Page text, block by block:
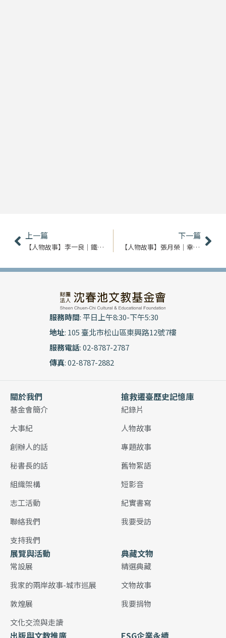
上一頁
上一篇
【人物故事】李一良｜鐵血軍魂
下一篇
【人物故事】張月榮｜幸福的果實
下
服務時間: 平日上午8:30-下午5:30
地址: 105 臺北市松山區東興路12號7樓
服務電話: 02-8787-2787
傳真: 02-8787-2882
關於我們
基金會簡介
大事紀
創辦人的話
秘書長的話
組織架構
志工活動
聯絡我們
支持我們
搶救遷臺歷史記憶庫
紀錄片
人物故事
專題故事
舊物絮語
短影音
紀實書寫
我要受訪
展覽與活動
常設展
我家的兩岸故事-城市巡展
敦煌展
文化交流與走讀
典藏文物
精選典藏
文物故事
我要捐物
出版與文教推廣 ESG企業永續